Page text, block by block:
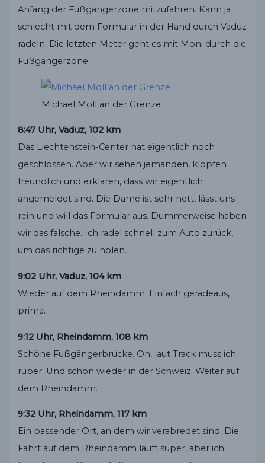
Anfang der Fußgängerzone mitzufahren. Kann ja
schlecht mit dem Formular in der Hand durch Vaduz
radeln. Die letzten Meter geht es mit Moni durch die
Fußgängerzone.
Michael Moll an der Grenze
8:47 Uhr, Vaduz, 102 km
Das Liechtenstein-Center hat eigentlich noch
geschlossen. Aber wir sehen jemanden, klopfen
freundlich und erklären, dass wir eigentlich
angemeldet sind. Die Dame ist sehr nett, lässt uns
rein und will das Formular aus. Dummerweise haben
wir das falsche. Ich radel schnell zum Auto zurück,
um das richtige zu holen.
9:02 Uhr, Vaduz, 104 km
Wieder auf dem Rheindamm. Einfach geradeaus,
prima.
9:12 Uhr, Rheindamm, 108 km
Schöne Fußgängerbrücke. Oh, laut Track muss ich
rüber. Und schon wieder in der Schweiz. Weiter auf
dem Rheindamm.
9:32 Uhr, Rheindamm, 117 km
Ein passender Ort, an dem wir verabredet sind. Die
Fahrt auf dem Rheindamm läuft super, aber ich